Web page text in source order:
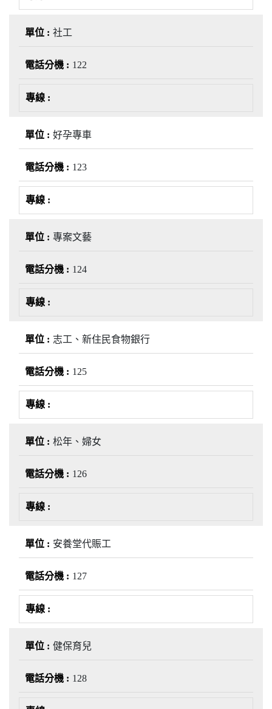
社工
122
好孕專車
123
專案文藝
124
志工、新住民食物銀行
125
松年、婦女
126
安養堂代賑工
127
健保育兒
128